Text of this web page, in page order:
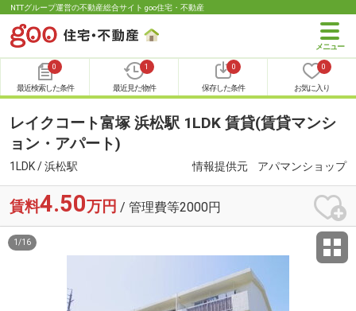
NTTグループ運営の不動産総合サイト goo住宅・不動産
0
最近検索した条件
1
最近見た物件
0
保存した条件
0
お気に入り
レイクコート富塚 浜松駅 1LDK 賃貸(賃貸マンシ
ョン・アパート)
1LDK / 浜松駅 情報提供元 アパマンショップ
賃料4.50万円 / 管理費等2000円
1 /16